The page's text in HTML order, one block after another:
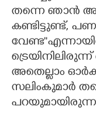
തന്നെ ഞാൻ
കണ്ടിട്ടുണ്ട്,
അതെല്ലാം
സലിംകുമാർ